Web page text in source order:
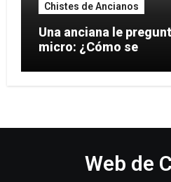
Chistes de Ancianos
Una anciana le
micro: ¿Cómo se
Web de